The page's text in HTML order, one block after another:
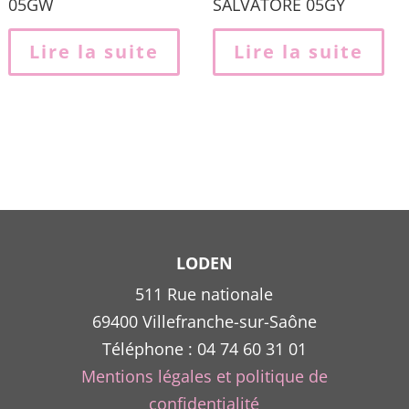
Lire la suite Lire la suite
LODEN
511 Rue nationale
69400 Villefranche-sur-Saône
Téléphone : 04 74 60 31 01
Mentions légales et politique de
confidentialité